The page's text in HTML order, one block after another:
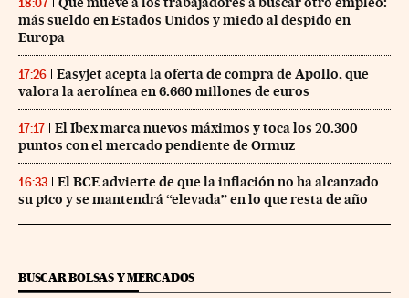
18:07
más sueldo en Estados Unidos y miedo al despido en
Europa
17:26
Easyjet acepta la oferta de compra de Apollo, que
valora la aerolínea en 6.660 millones de euros
17:17
El Ibex marca nuevos máximos y toca los 20.300
puntos con el mercado pendiente de Ormuz
16:33
El BCE advierte de que la inflación no ha alcanzado
su pico y se mantendrá “elevada” en lo que resta de año
BUSCAR BOLSAS Y MERCADOS